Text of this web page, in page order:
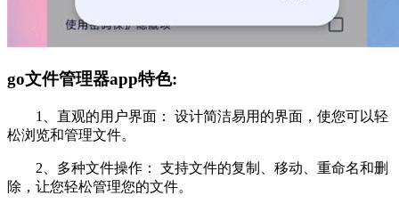
go文件管理器app特色:
1、直观的用户界面： 设计简洁易用的界面，使您可以轻
松浏览和管理文件。
2、多种文件操作： 支持文件的复制、移动、重命名和删
除，让您轻松管理您的文件。